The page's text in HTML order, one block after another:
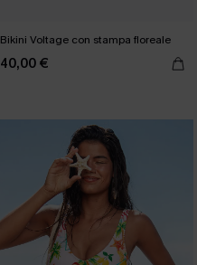
Bikini Voltage con stampa floreale
40,00 €